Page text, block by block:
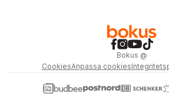
Bokus @
CookiesAnpassa cookies